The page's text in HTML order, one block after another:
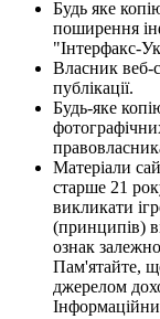
Будь яке
поширення
"Інтерфакс-
Власник веб-
публікації.
Будь-яке
Матеріали
старше 21
викликати
(принципів)
ознак
Пам'ятайте,
джерелом